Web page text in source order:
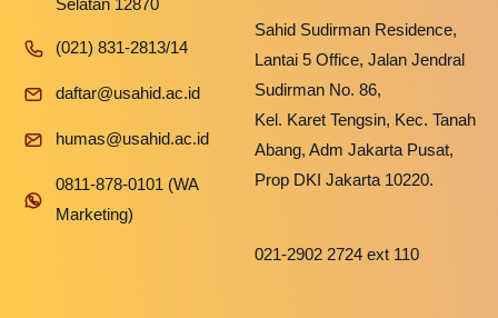
Selatan 12870
(021) 831-2813/14
daftar@usahid.ac.id
humas@usahid.ac.id
0811-878-0101 (WA
Marketing)
Sahid Sudirman Residence,
Lantai 5 Office, Jalan Jendral
Sudirman No. 86,
Kel. Karet Tengsin, Kec. Tanah
Abang, Adm Jakarta Pusat,
Prop DKI Jakarta 10220.
021-2902 2724 ext 110